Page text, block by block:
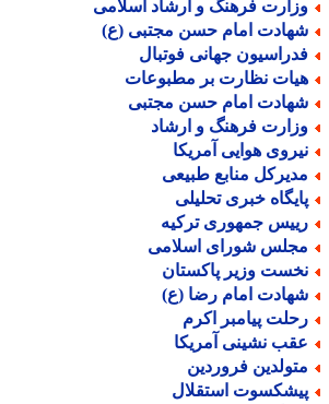
فرهنگ و ارشاد اسلامی
امام حسن مجتبی (ع)
جهانی فوتبال
نظارت بر مطبوعات
امام حسن مجتبی
فرهنگ و ارشاد
هوایی آمریکا
منابع طبیعی
خبری تحلیلی
جمهوری ترکیه
شورای اسلامی
وزیر پاکستان
امام رضا (ع)
پیامبر اکرم
نشینی آمریکا
فروردین
استقلال